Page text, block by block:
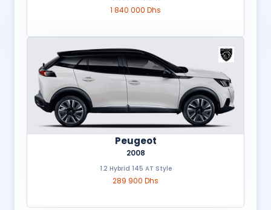
1 840 000 Dhs
Peugeot
2008
1.2 Hybrid 145 AT Style
289 900 Dhs